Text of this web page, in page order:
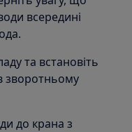
всередині
та встановіть
зворотньому
до крана з